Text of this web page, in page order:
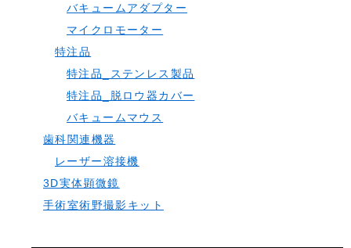
バキュームアダプター
マイクロモーター
特注品
特注品_ステンレス製品
特注品_脱ロウ器カバー
バキュームマウス
歯科関連機器
レーザー溶接機
3D実体顕微鏡
手術室術野撮影キット